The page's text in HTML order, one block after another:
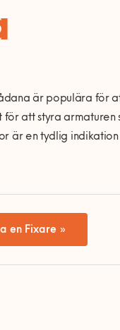
är populära för
att styra armaturen
är en tydlig
en Fixare »